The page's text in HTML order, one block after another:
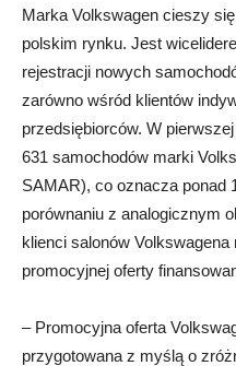
Marka Volkswagen cieszy
polskim rynku. Jest
rejestracji nowych
zarówno wśród klientów
przedsiębiorców. W
631 samochodów marki
SAMAR), co oznacza ponad
porównaniu z analogicznym
klienci salonów
promocyjnej oferty
– Promocyjna oferta
przygotowana z myślą o